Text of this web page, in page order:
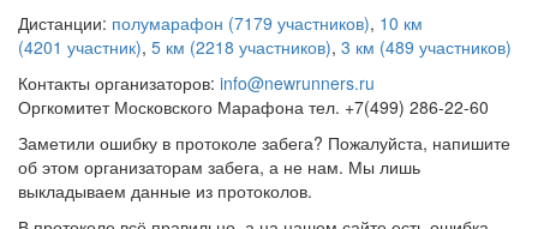
Дистанции: полумарафон (7179 участников), 10 км
(4201 участник), 5 км (2218 участников), 3 км (489 участников)
Контакты организаторов: info@newrunners.ru
Оргкомитет Московского Марафона тел. +7(499) 286-22-60
Заметили ошибку в протоколе забега? Пожалуйста, напишите
об этом организаторам забега, а не нам. Мы лишь
выкладываем данные из протоколов.